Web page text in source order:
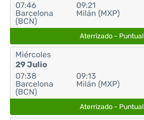
07:46
Barcelona
(BCN)
09:21
Milán (MXP)
Aterrizado - Puntual
Miércoles
29 Julio
07:38
Barcelona
(BCN)
09:13
Milán (MXP)
Aterrizado - Puntual